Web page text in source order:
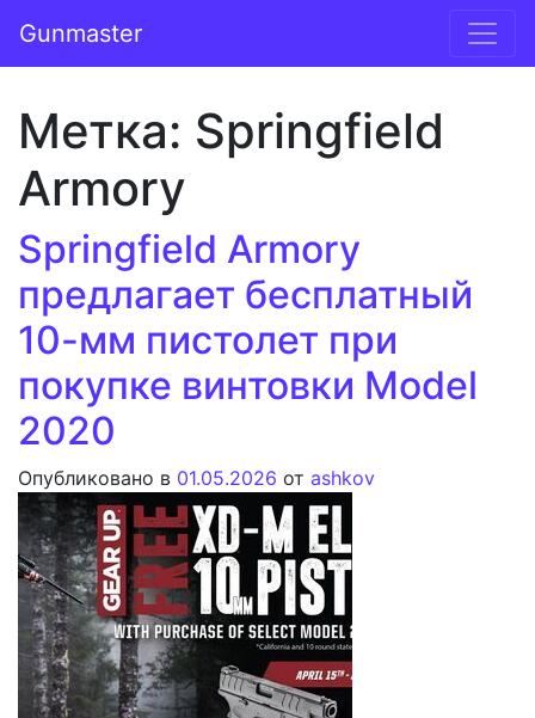
Основная навигация
Gunmaster
Метка: Springfield
Armory
Springfield Armory
предлагает бесплатный
10-мм пистолет при
покупке винтовки Model
2020
Опубликовано в 01.05.2026 от ashkov